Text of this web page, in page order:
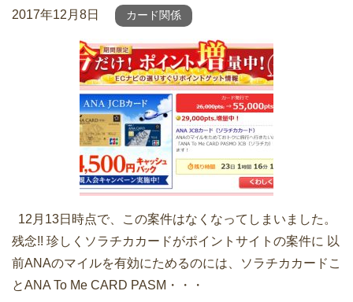
2017年12月8日 カード関係
12月13日時点で、この案件はなくなってしまいました。
残念!! 珍しくソラチカカードがポイントサイトの案件に 以
前ANAのマイルを有効にためるのには、ソラチカカードこ
とANA To Me CARD PASM・・・